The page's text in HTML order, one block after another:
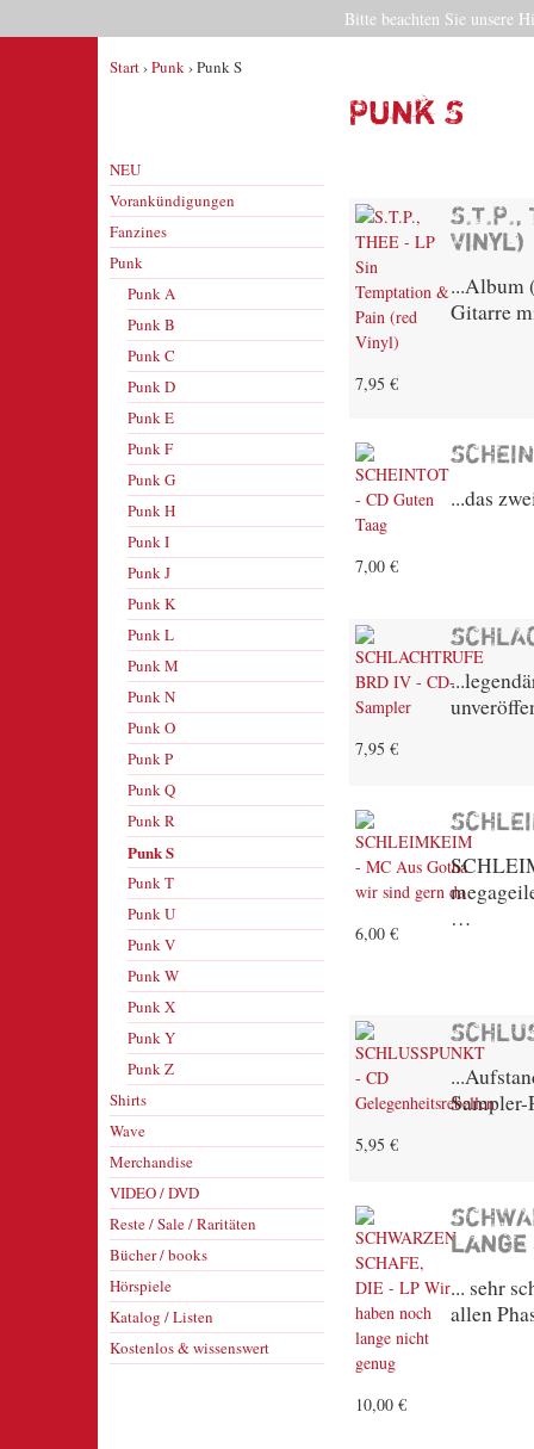
Start›Punk› Punk S
Punk S
NEU
Vorankündigungen
Fanzines
Punk
Punk A
Punk B
Punk C
Punk D
Punk E
Punk F
Punk G
Punk H
Punk I
Punk J
Punk K
Punk L
Punk M
Punk N
Punk O
Punk P
Punk Q
Punk R
Punk S
Punk T
Punk U
Punk V
Punk W
Punk X
Punk Y
Punk Z
Shirts
Wave
Merchandise
VIDEO / DVD
Reste / Sale / Raritäten
Bücher / books
Hörspiele
Katalog / Listen
Kostenlos & wissenswert
7,95 €
Vinyl)
...Album
Gitarre
7,00 €
...das
7,95 €
6,00 €
…
5,95 €
10,00 €
lange
... sehr
allen
Bitte beachten Sie unsere